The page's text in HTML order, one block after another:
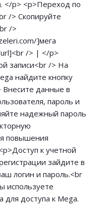
</p> <p>Переход по
/> Скопируйте
/>
]мега
url]<br /> | </p>
записи<br /> На
найдите кнопку
Внесите данные в
пароль и
надежный пароль
повышения
к учетной
зайдите в
логин и пароль.<br
используете
доступа к Mega.